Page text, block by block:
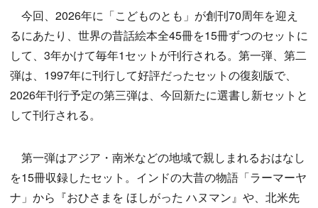
今回、2026年に「こどものとも」が創刊70周年を迎え
るにあたり、世界の昔話絵本全45冊を15冊ずつのセットに
して、3年かけて毎年1セットが刊行される。第一弾、第二
弾は、1997年に刊行して好評だったセットの復刻版で、
2026年刊行予定の第三弾は、今回新たに選書し新セットと
して刊行される。
第一弾はアジア・南米などの地域で親しまれるおはなし
を15冊収録したセット。インドの大昔の物語「ラーマーヤ
ナ」から『おひさまを ほしがった ハヌマン』や、北米先